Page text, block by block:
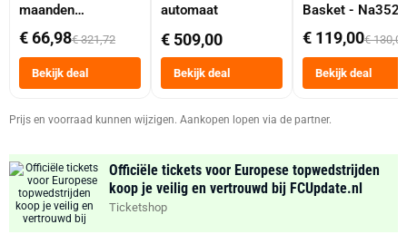
maanden
abonnement
€ 66,98€ 321,72
Bekijk deal
automaat
€ 509,00
Bekijk deal
Basket -
Dubbele Mand 9
Tot 6 Personen
Heteluchtfriteuse
Zwart
€ 119,00€ 130,00
Bekijk deal
Prijs en voorraad kunnen wijzigen. Aankopen lopen via de partner.
Officiële tickets voor Europese topwedstrijden
koop je veilig en vertrouwd bij FCUpdate.nl
Ticketshop